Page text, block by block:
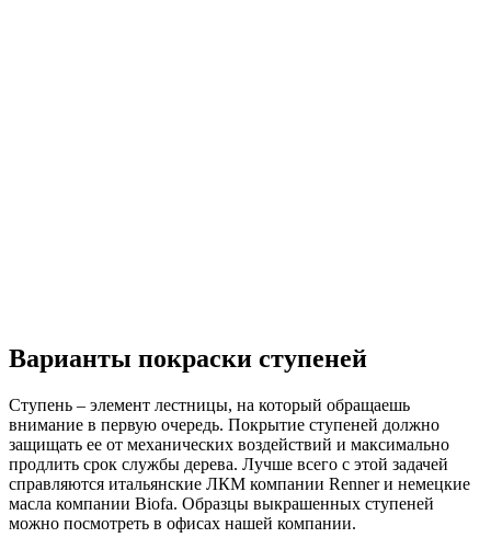
Варианты покраски ступеней
Ступень – элемент лестницы, на который обращаешь
внимание в первую очередь. Покрытие ступеней должно
защищать ее от механических воздействий и максимально
продлить срок службы дерева. Лучше всего с этой задачей
справляются итальянские ЛКМ компании Renner и немецкие
масла компании Biofa. Образцы выкрашенных ступеней
можно посмотреть в офисах нашей компании.